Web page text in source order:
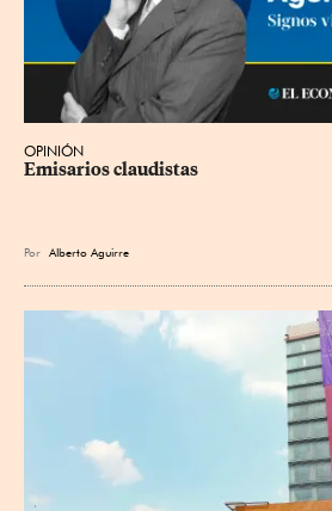
OPINIÓN
Emisarios claudistas
Por Alberto Aguirre